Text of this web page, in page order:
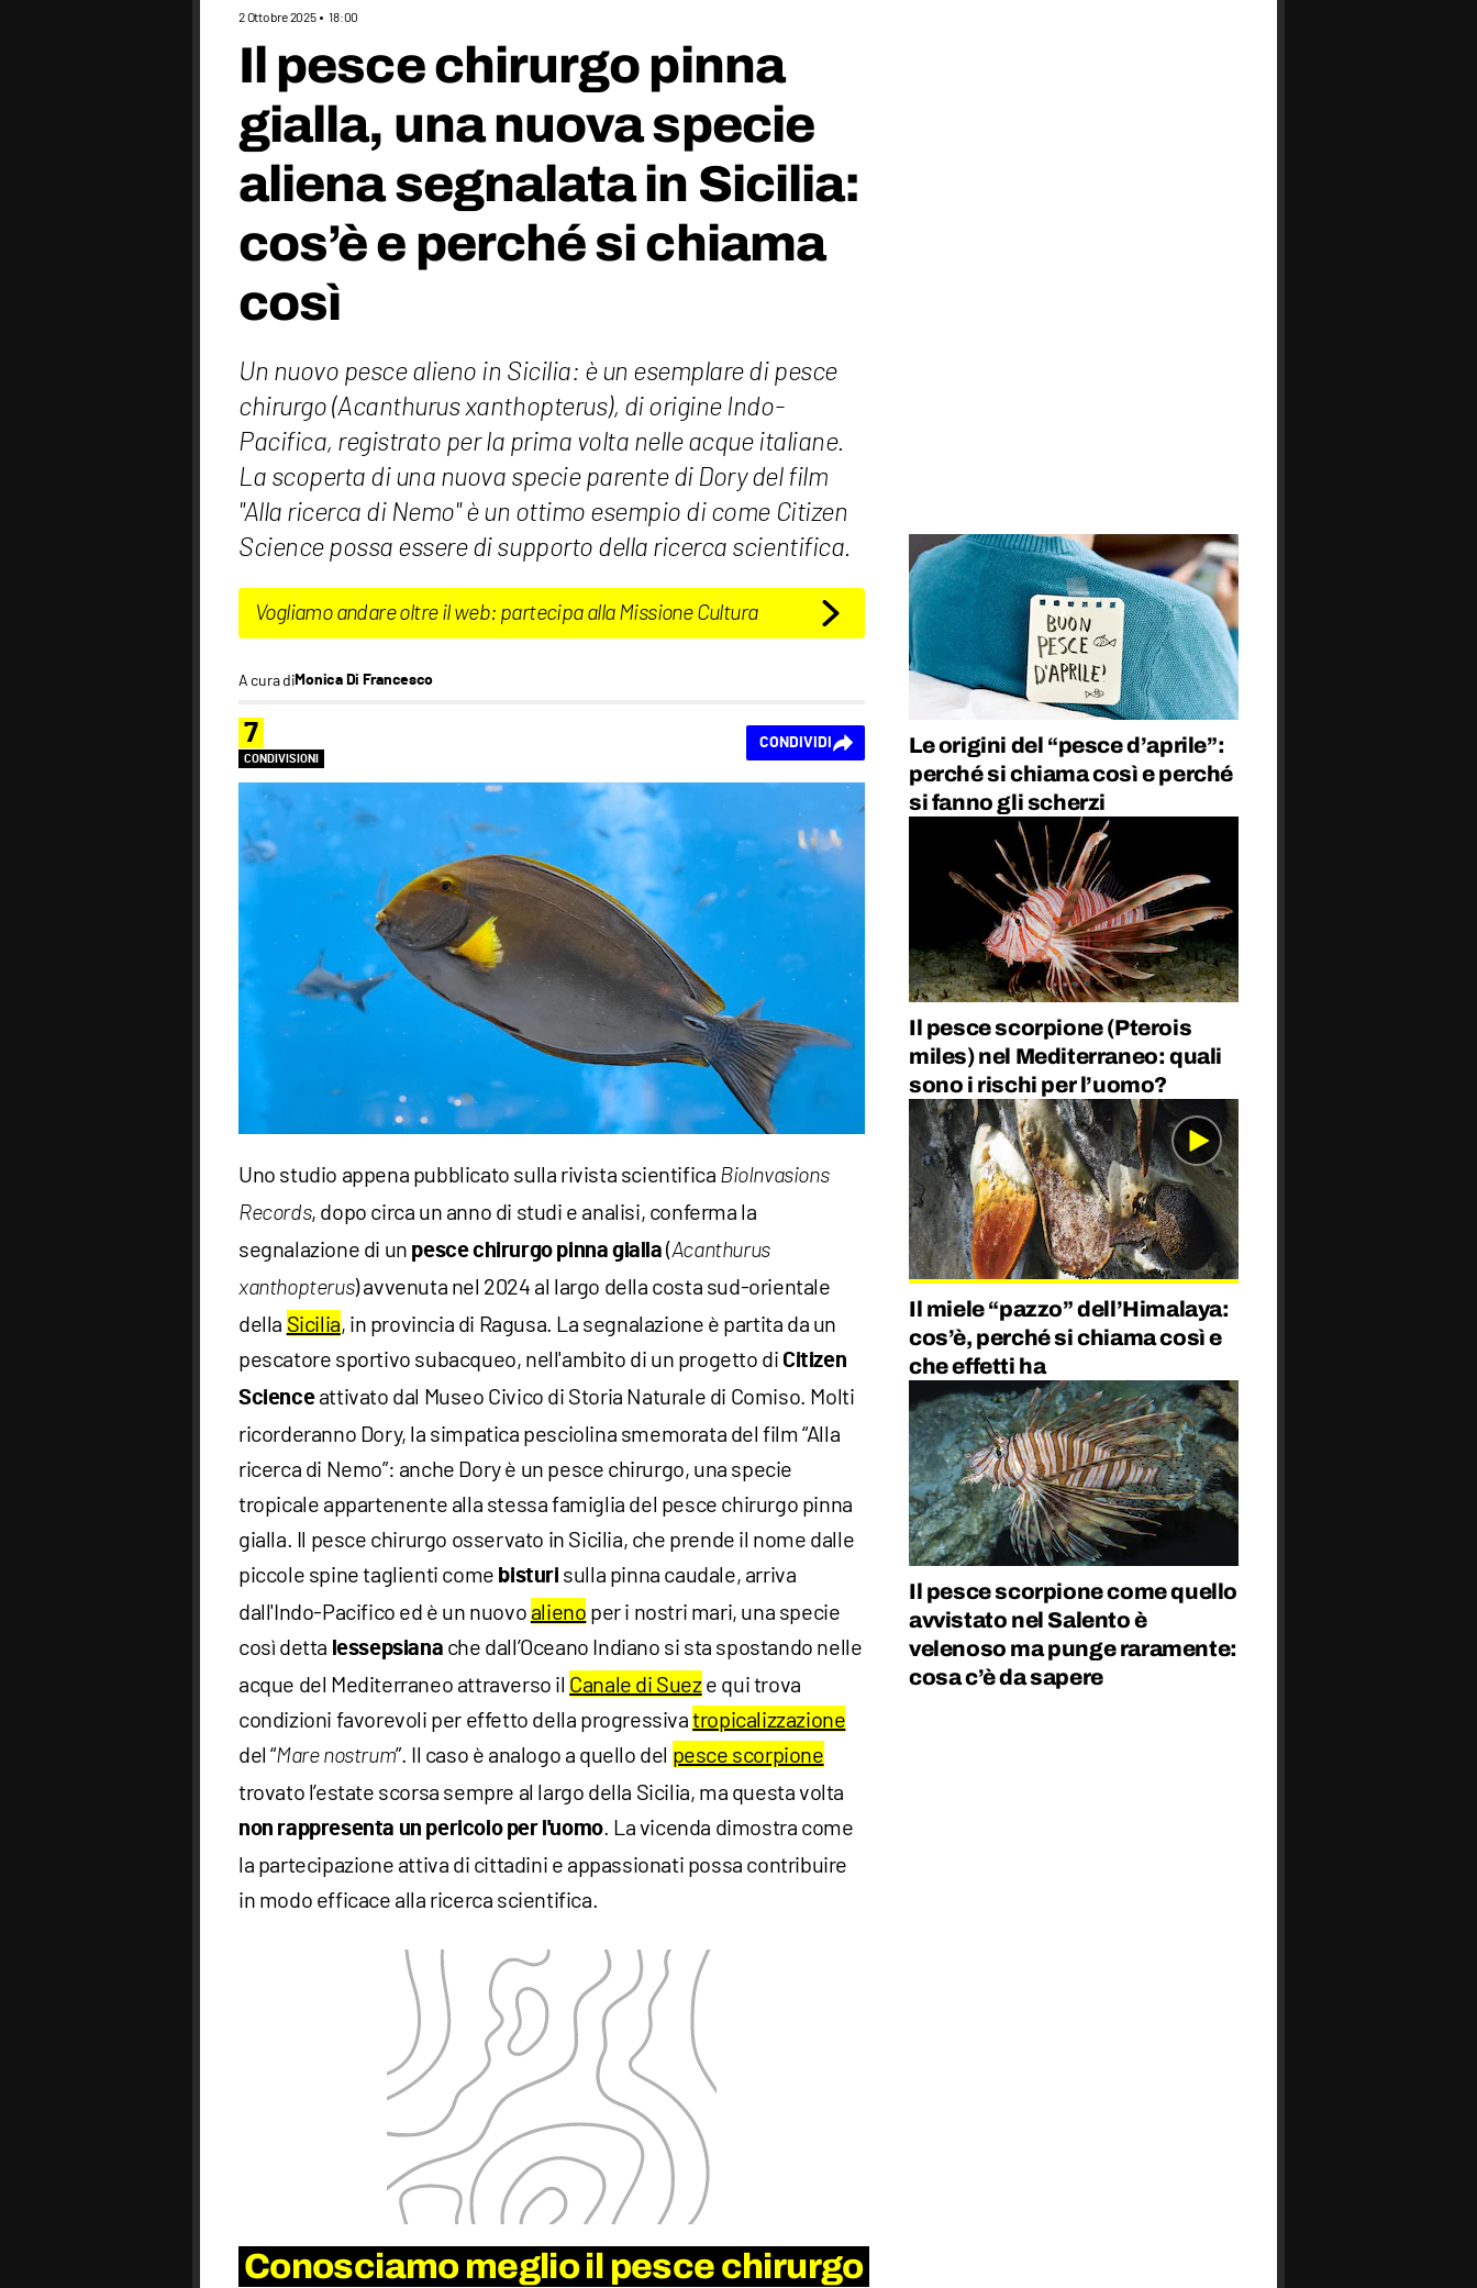
2 Ottobre 2025 18:00
Il pesce chirurgo pinna
gialla, una nuova specie
aliena segnalata in Sicilia:
cos’è e perché si chiama
così
Un nuovo pesce alieno in Sicilia: è un esemplare di pesce
chirurgo (Acanthurus xanthopterus), di origine Indo-
Pacifica, registrato per la prima volta nelle acque italiane.
La scoperta di una nuova specie parente di Dory del film
"Alla ricerca di Nemo" è un ottimo esempio di come Citizen
Science possa essere di supporto della ricerca scientifica.
Vogliamo andare oltre il web: partecipa alla Missione Cultura
A cura diMonica Di Francesco
7
CONDIVISIONI
CONDIVIDI
Uno studio appena pubblicato sulla rivista scientifica BioInvasions
Records, dopo circa un anno di studi e analisi, conferma la
segnalazione di un pesce chirurgo pinna gialla(Acanthurus
xanthopterus) avvenuta nel 2024 al largo della costa sud-orientale
della Sicilia, in provincia di Ragusa. La segnalazione è partita da un
pescatore sportivo subacqueo, nell'ambito di un progetto di Citizen
Scienceattivato dal Museo Civico di Storia Naturale di Comiso. Molti
ricorderanno Dory, la simpatica pesciolina smemorata del film “Alla
ricerca di Nemo”: anche Dory è un pesce chirurgo, una specie
tropicale appartenente alla stessa famiglia del pesce chirurgo pinna
gialla. Il pesce chirurgo osservato in Sicilia, che prende il nome dalle
piccole spine taglienti come bisturi sulla pinna caudale, arriva
dall'Indo-Pacifico ed è un nuovo alieno per i nostri mari, una specie
così detta lessepsiana che dall’Oceano Indiano si sta spostando nelle
acque del Mediterraneo attraverso il Canale di Sueze qui trova
condizioni favorevoli per effetto della progressivatropicalizzazione
del “Mare nostrum”. Il caso è analogo a quello del pesce scorpione
trovato l’estate scorsa sempre al largo della Sicilia, ma questa volta
non rappresenta un pericolo per l'uomo. La vicenda dimostra come
la partecipazione attiva di cittadini e appassionati possa contribuire
in modo efficace alla ricerca scientifica.
Conosciamo meglio il pesce chirurgo
Le origini del “pesce d’aprile”:
perché si chiama così e perché
si fanno gli scherzi
Il pesce scorpione (Pterois
miles) nel Mediterraneo: quali
sono i rischi per l’uomo?
Il miele “pazzo” dell’Himalaya:
cos’è, perché si chiama così e
che effetti ha
Il pesce scorpione come quello
avvistato nel Salento è
velenoso ma punge raramente:
cosa c’è da sapere